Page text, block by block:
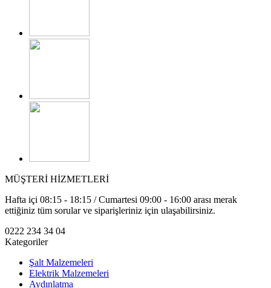
MÜŞTERİ HİZMETLERİ
Hafta içi 08:15 - 18:15 / Cumartesi 09:00 - 16:00 arası merak
ettiğiniz tüm sorular ve siparişleriniz için ulaşabilirsiniz.
0222 234 34 04
Kategoriler
Şalt Malzemeleri
Elektrik Malzemeleri
Aydınlatma